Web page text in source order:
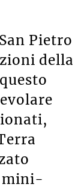
Pietro
della
mini-